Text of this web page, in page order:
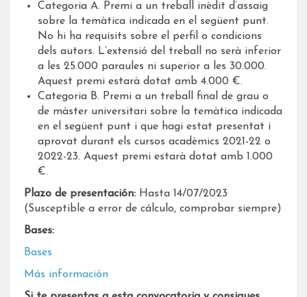
Categoria A. Premi a un treball inèdit d’assaig
sobre la temàtica indicada en el següent punt.
No hi ha requisits sobre el perfil o condicions
dels autors. L’extensió del treball no serà inferior
a les 25.000 paraules ni superior a les 30.000.
Aquest premi estarà dotat amb 4.000 €.
Categoria B. Premi a un treball final de grau o
de màster universitari sobre la temàtica indicada
en el següent punt i que hagi estat presentat i
aprovat durant els cursos acadèmics 2021-22 o
2022-23. Aquest premi estarà dotat amb 1.000
€.
Plazo de presentación: Hasta 14/07/2023
(Susceptible a error de cálculo, comprobar siempre)
Bases:
Bases
Más información